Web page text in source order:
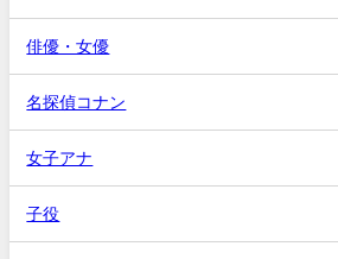
俳優・女優
名探偵コナン
女子アナ
子役